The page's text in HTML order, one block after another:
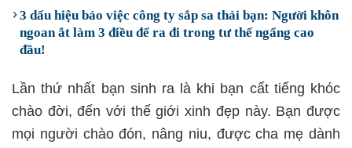
3 dấu hiệu báo việc công ty sắp sa thải bạn: Người khôn
ngoan ắt làm 3 điều để ra đi trong tư thế ngẩng cao
đầu!
Lần thứ nhất bạn sinh ra là khi bạn cất tiếng khóc
chào đời, đến với thế giới xinh đẹp này. Bạn được
mọi người chào đón, nâng niu, được cha mẹ dành